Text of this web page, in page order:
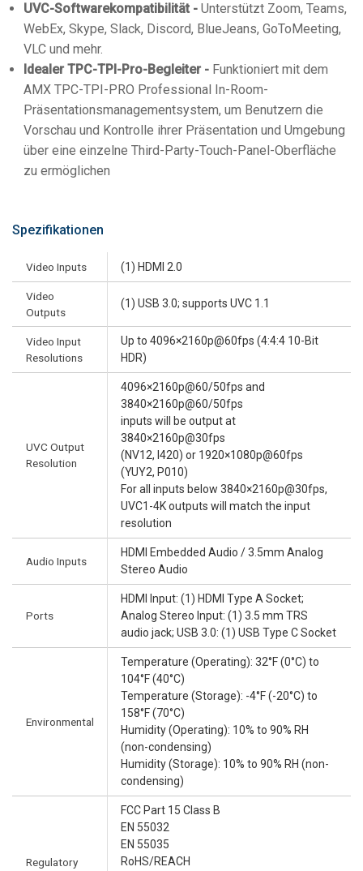
UVC-Softwarekompatibilität - Unterstützt Zoom, Teams,
WebEx, Skype, Slack, Discord, BlueJeans, GoToMeeting,
VLC und mehr.
Idealer TPC-TPI-Pro-Begleiter - Funktioniert mit dem
AMX TPC-TPI-PRO Professional In-Room-
Präsentationsmanagementsystem, um Benutzern die
Vorschau und Kontrolle ihrer Präsentation und Umgebung
über eine einzelne Third-Party-Touch-Panel-Oberfläche
zu ermöglichen
Spezifikationen
Video Inputs (1) HDMI 2.0
Video
Outputs
(1) USB 3.0; supports UVC 1.1
Video Input
Resolutions
Up to 4096×2160p@60fps (4:4:4 10-Bit
HDR)
UVC Output
Resolution
4096×2160p@60/50fps and
3840×2160p@60/50fps
inputs will be output at
3840×2160p@30fps
(NV12, I420) or 1920×1080p@60fps
(YUY2, P010)
For all inputs below 3840×2160p@30fps,
UVC1-4K outputs will match the input
resolution
Audio Inputs
HDMI Embedded Audio / 3.5mm Analog
Stereo Audio
Ports
HDMI Input: (1) HDMI Type A Socket;
Analog Stereo Input: (1) 3.5 mm TRS
audio jack; USB 3.0: (1) USB Type C Socket
Environmental
Temperature (Operating): 32°F (0°C) to
104°F (40°C)
Temperature (Storage): -4°F (-20°C) to
158°F (70°C)
Humidity (Operating): 10% to 90% RH
(non-condensing)
Humidity (Storage): 10% to 90% RH (non-
condensing)
Regulatory
FCC Part 15 Class B
EN 55032
EN 55035
RoHS/REACH